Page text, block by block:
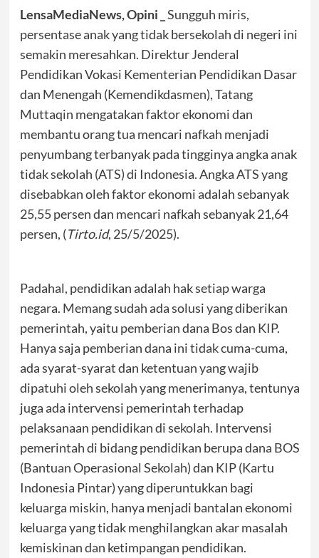
LensaMediaNews, Opini _
Sungguh miris,
persentase anak yang tidak bersekolah di negeri ini
semakin meresahkan. Direktur Jenderal
Pendidikan Vokasi Kementerian Pendidikan Dasar
dan Menengah (Kemendikdasmen), Tatang
Muttaqin mengatakan faktor ekonomi dan
membantu orang tua mencari nafkah menjadi
penyumbang terbanyak pada tingginya angka anak
tidak sekolah (ATS) di Indonesia. Angka ATS yang
disebabkan oleh faktor ekonomi adalah sebanyak
25,55 persen dan mencari nafkah sebanyak 21,64
persen, (Tirto.id, 25/5/2025).
Padahal, pendidikan adalah hak setiap warga
negara. Memang sudah ada solusi yang diberikan
pemerintah, yaitu pemberian dana Bos dan KIP.
Hanya saja pemberian dana ini tidak cuma-cuma,
ada syarat-syarat dan ketentuan yang wajib
dipatuhi oleh sekolah yang menerimanya, tentunya
juga ada intervensi pemerintah terhadap
pelaksanaan pendidikan di sekolah. Intervensi
pemerintah di bidang pendidikan berupa dana BOS
(Bantuan Operasional Sekolah) dan KIP (Kartu
Indonesia Pintar) yang diperuntukkan bagi
keluarga miskin, hanya menjadi bantalan ekonomi
keluarga yang tidak menghilangkan akar masalah
kemiskinan dan ketimpangan pendidikan.